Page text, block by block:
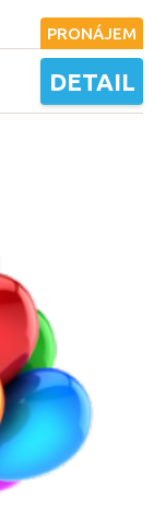
PRONÁJEM
DETAIL